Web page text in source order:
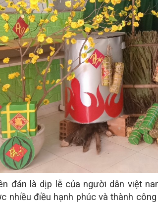
đán là dịp lễ của người dân việt
nhiều điều hạnh phúc và thành